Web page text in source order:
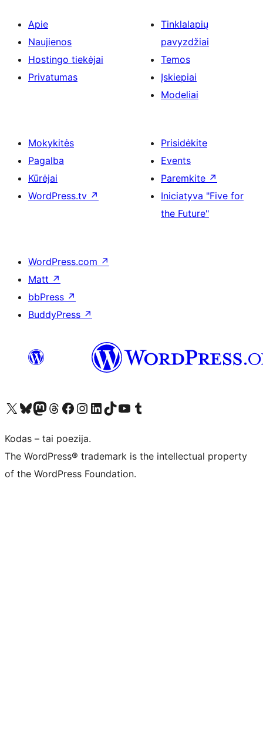
Apie
Naujienos
Hostingo tiekėjai
Privatumas
Tinklalapių
pavyzdžiai
Temos
Įskiepiai
Modeliai
Mokykitės
Pagalba
Kūrėjai
WordPress.tv ↗
Prisidėkite
Events
Paremkite ↗
Iniciatyva "Five for
the Future"
WordPress.com ↗
Matt ↗
bbPress ↗
BuddyPress ↗
Visit our X (formerly Twitter) account
Apsilankykite mūsų Bluesky paskyroje
Visit our Mastodon account
Apsilankykite mūsų Threads paskyroje
Visit our Facebook page
Visit our Instagram account
Visit our LinkedIn account
Apsilankykite mūsų TikTok paskyroje
Visit our YouTube channel
Apsilankykite mūsų Tumblr paskyroje
Kodas – tai poezija.
The WordPress® trademark is the intellectual property
of the WordPress Foundation.